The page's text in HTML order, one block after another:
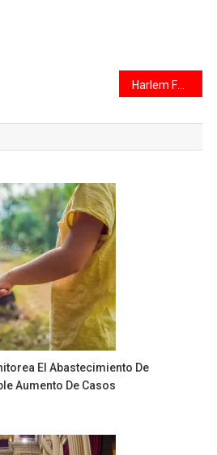
Harlem Festival: habrá un operativo con la GSI para controlar la presencia de los cuidacoches
El Abastecimiento De
Aumento De Casos